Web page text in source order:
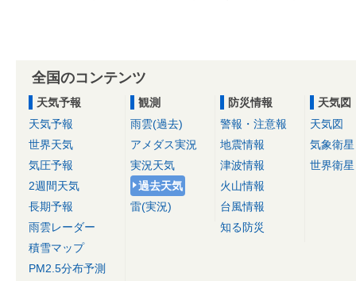
全国のコンテンツ
天気予報
天気予報
世界天気
気圧予報
2週間天気
長期予報
雨雲レーダー
積雪マップ
PM2.5分布予測
観測
雨雲(過去)
アメダス実況
実況天気
過去天気
雷(実況)
防災情報
警報・注意報
地震情報
津波情報
火山情報
台風情報
知る防災
天気図
天気図
気象衛星
世界衛星